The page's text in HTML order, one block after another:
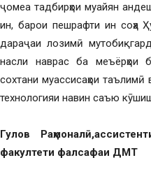
ҷомеа тадбирҳои муайян
ин, барои пешрафти ин соҳа
дараҷаи лозимӣ
насли наврас ба меъёрҳои
сохтани муассисаҳои таълимӣ
технологияи навин саъю
Гулов Раҳмоналӣ,
факултети фалсафаи ДМТ